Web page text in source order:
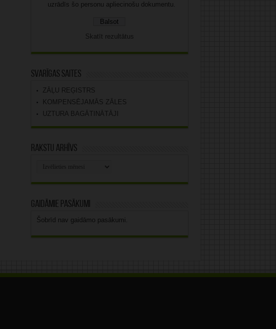
uzrādīs šo personu apliecinošu dokumentu.
Skatīt rezultātus
Svarīgas saites
ZĀĻU REĢISTRS
KOMPENSĒJAMĀS ZĀLES
UZTURA BAGĀTINĀTĀJI
Rakstu arhīvs
Gaidāmie pasākumi
Šobrīd nav gaidāmo pasākumi.